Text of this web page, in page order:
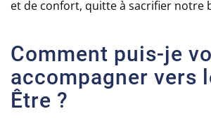
et de confort, quitte à sacrifier notre
Comment puis-je
accompagner vers
Être ?